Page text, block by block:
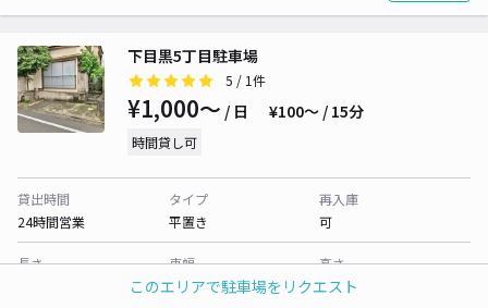
このエリアで駐車場をリクエスト
下目黒5丁目駐車場
5 / 1件
¥1,000〜 / 日 ¥100〜 / 15分
時間貸し可
貸出時間
24時間営業
タイプ
平置き
再入庫
可
長さ
車幅
150cm 以下
高さ
制限なし